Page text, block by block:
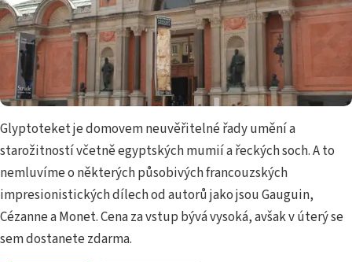
Glyptoteket je domovem neuvěřitelné řady umění a
starožitností včetně egyptských mumií a řeckých soch. A to
nemluvíme o některých působivých francouzských
impresionistických dílech od autorů jako jsou Gauguin,
Cézanne a Monet. Cena za vstup bývá vysoká, avšak v úterý se
sem dostanete zdarma.